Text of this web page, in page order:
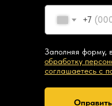
+7
Заполняя форму,
обработку
соглашаетесь c
Оправить